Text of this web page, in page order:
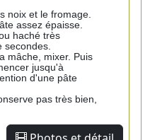
noix et le fromage.
assez épaisse.
haché très
mâche, mixer. Puis
jusqu'à
d'une pâte
pas très bien,